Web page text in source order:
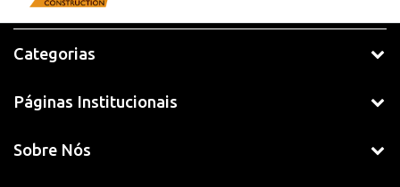
Categorias
Páginas Institucionais
Sobre Nós